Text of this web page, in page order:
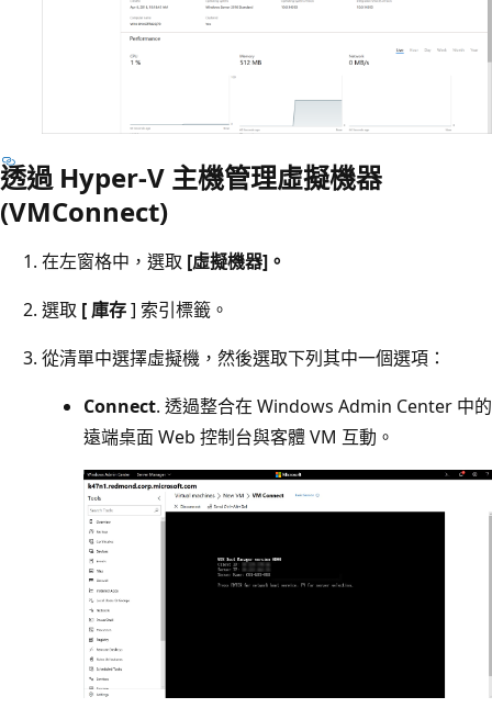
透過 Hyper-V 主機管理虛擬機器
(VMConnect)
在左窗格中，選取 [虛擬機器]。
選取 [ 庫存] 索引標籤。
從清單中選擇虛擬機，然後選取下列其中一個選項：
Connect. 透過整合在 Windows Admin Center 中的
遠端桌面 Web 控制台與客體 VM 互動。